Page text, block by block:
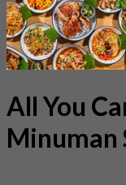
All You
Minuman